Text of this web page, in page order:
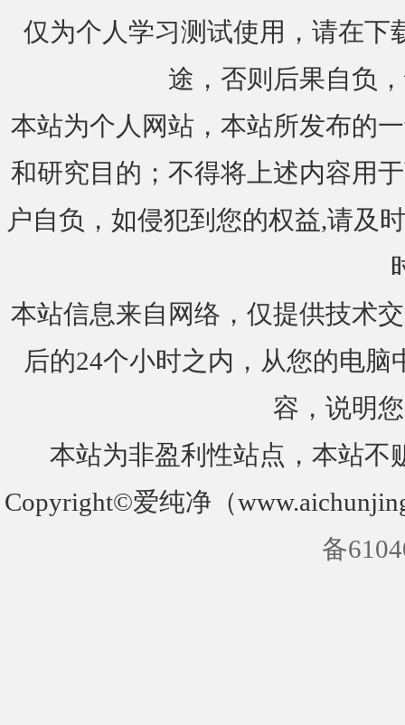
仅为个人学习测试使用，请在下
途，否则后果自负
本站为个人网站，本站所发布的
和研究目的；不得将上述内容用
户自负，如侵犯到您的权益,请及
本站信息来自网络，仅提供技术
后的24个小时之内，从您的电
容，说明
本站为非盈利性站点，本站不
Copyright©爱纯净（
备